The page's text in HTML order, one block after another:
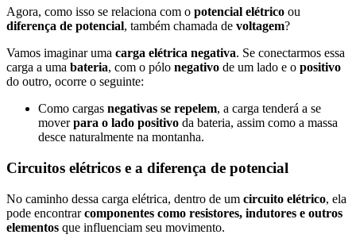
Agora, como isso se relaciona com o potencial elétrico ou
diferença de potencial, também chamada de voltagem?
Vamos imaginar uma carga elétrica negativa. Se conectarmos essa
carga a uma bateria, com o pólo negativo de um lado e o positivo
do outro, ocorre o seguinte:
Como cargas negativas se repelem, a carga tenderá a se
moverpara o lado positivo da bateria, assim como a massa
desce naturalmente na montanha.
Circuitos elétricos e a diferença de potencial
No caminho dessa carga elétrica, dentro de um circuito elétrico, ela
pode encontrarcomponentes como resistores, indutores e outros
elementos que influenciam seu movimento.